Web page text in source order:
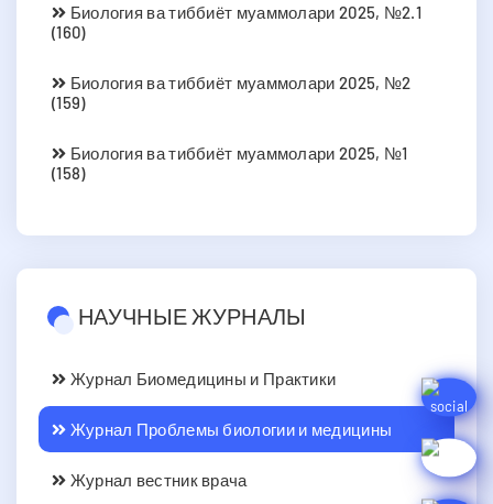
Биология ва тиббиёт муаммолари 2025, №2.1
(160)
Биология ва тиббиёт муаммолари 2025, №2
(159)
Биология ва тиббиёт муаммолари 2025, №1
(158)
НАУЧНЫЕ ЖУРНАЛЫ
Журнал Биомедицины и Практики
Журнал Проблемы биологии и медицины
Журнал вестник врача